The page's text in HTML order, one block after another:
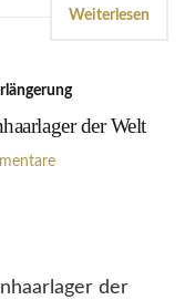
Weiterlesen
der Welt
der